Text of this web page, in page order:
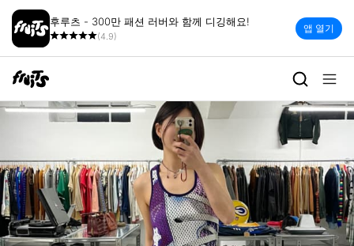
후루츠 - 300만 패션 러버와 함께 디깅해요!
(4.9)
앱 열기